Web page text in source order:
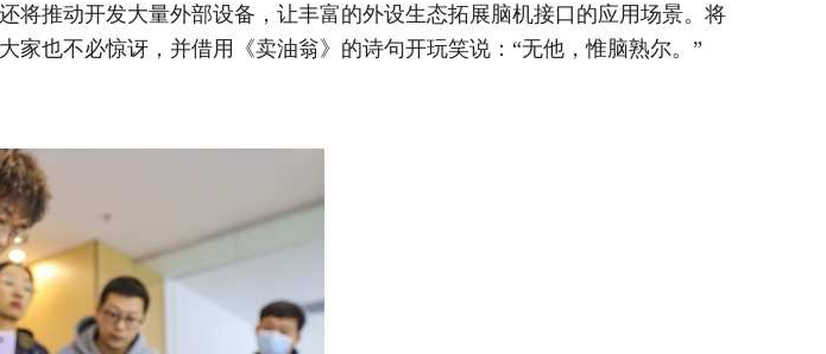
推动开发大量外部设备，让丰富的外设生态拓展脑机接口的应用场景。将
也不必惊讶，并借用《卖油翁》的诗句开玩笑说：“无他，惟脑熟尔。”